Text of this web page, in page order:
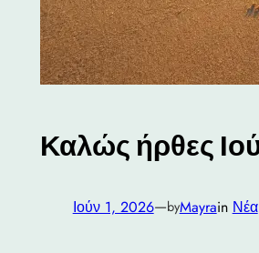
Καλώς ήρθες
Ιούν 1, 2026—byMayrain Νέα